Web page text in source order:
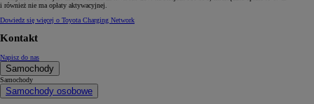
i również nie ma opłaty aktywacyjnej.
Dowiedz się więcej o Toyota Charging Network
Kontakt
Napisz do nas
Samochody
Samochody
Samochody osobowe